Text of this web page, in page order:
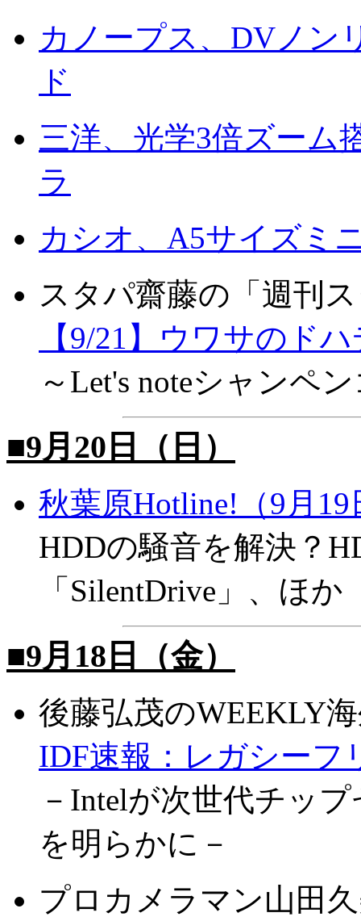
カノープス、DVノン
ド
三洋、光学3倍ズーム
ラ
カシオ、A5サイズミ
スタパ齋藤の「週刊
【9/21】ウワサのド
～Let's noteシャンペ
■9月20日（日）
秋葉原Hotline!（9月19
HDDの騒音を解決？
「SilentDrive」、ほか
■9月18日（金）
後藤弘茂のWEEKLY
IDF速報：レガシーフ
－Intelが次世代チッ
を明らかに－
プロカメラマン山田